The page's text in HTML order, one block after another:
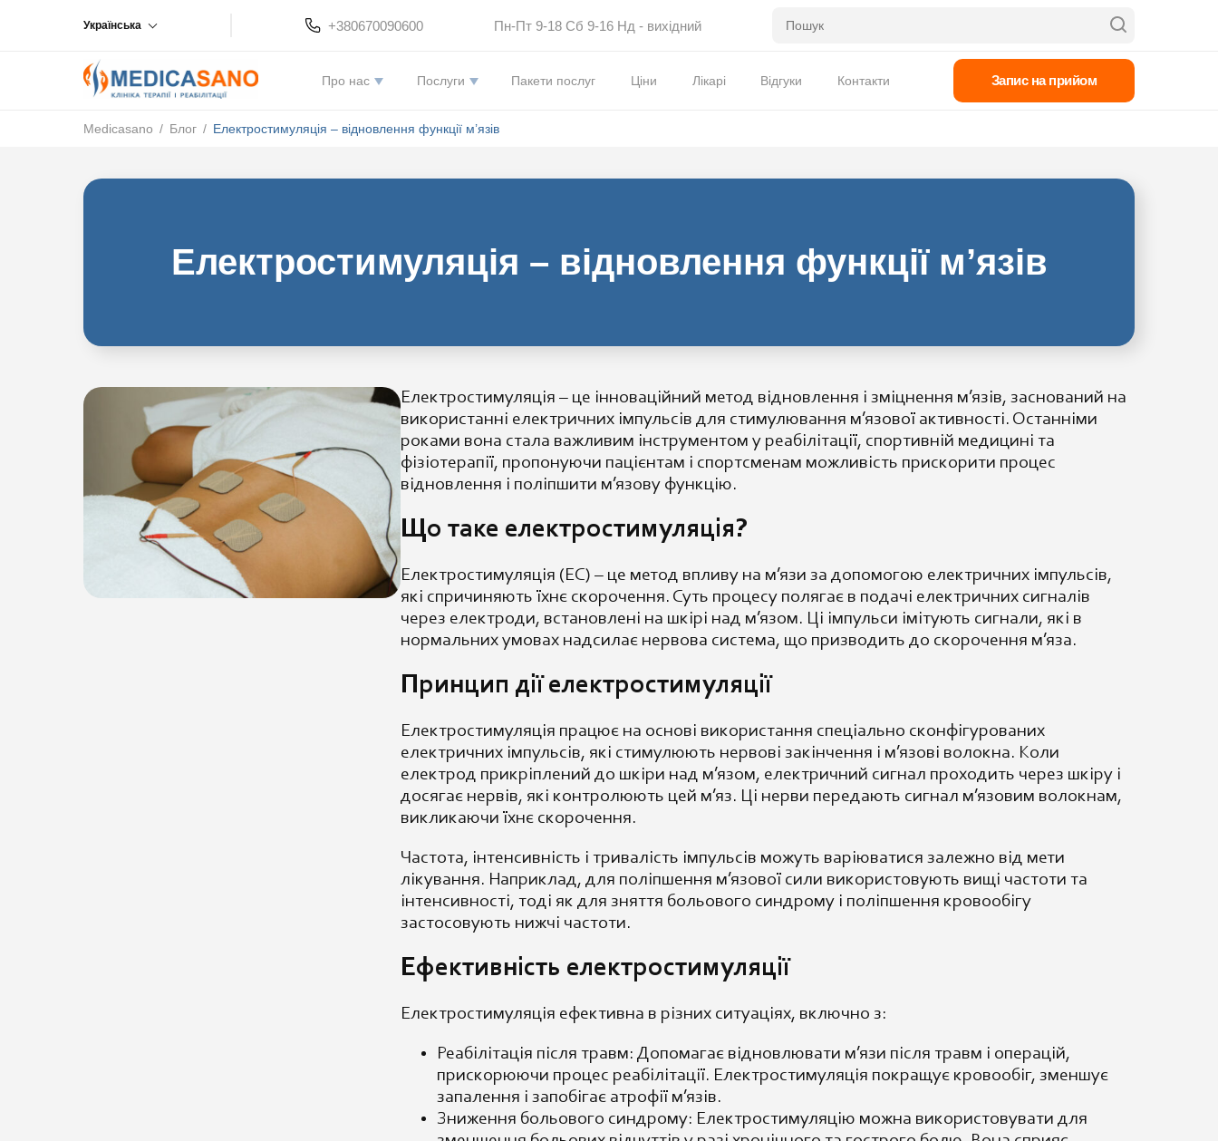
Українська +380670090600 Пн-Пт 9-18 Сб 9-16 Нд - вихідний
Про нас Послуги Пакети послуг Ціни Лікарі Відгуки Контакти Запис на прийом
Medicasano / Блог / Електростимуляція – відновлення функції м’язів
Електростимуляція – відновлення функції м’язів
Електростимуляція – це інноваційний метод відновлення і зміцнення м’язів, заснований на
використанні електричних імпульсів для стимулювання м’язової активності. Останніми
роками вона стала важливим інструментом у реабілітації, спортивній медицині та
фізіотерапії, пропонуючи пацієнтам і спортсменам можливість прискорити процес
відновлення і поліпшити м’язову функцію.
Що таке електростимуляція?
Електростимуляція (ЕС) – це метод впливу на м’язи за допомогою електричних імпульсів,
які спричиняють їхнє скорочення. Суть процесу полягає в подачі електричних сигналів
через електроди, встановлені на шкірі над м’язом. Ці імпульси імітують сигнали, які в
нормальних умовах надсилає нервова система, що призводить до скорочення м’яза.
Принцип дії електростимуляції
Електростимуляція працює на основі використання спеціально сконфігурованих
електричних імпульсів, які стимулюють нервові закінчення і м’язові волокна. Коли
електрод прикріплений до шкіри над м’язом, електричний сигнал проходить через шкіру і
досягає нервів, які контролюють цей м’яз. Ці нерви передають сигнал м’язовим волокнам,
викликаючи їхнє скорочення.
Частота, інтенсивність і тривалість імпульсів можуть варіюватися залежно від мети
лікування. Наприклад, для поліпшення м’язової сили використовують вищі частоти та
інтенсивності, тоді як для зняття больового синдрому і поліпшення кровообігу
застосовують нижчі частоти.
Ефективність електростимуляції
Електростимуляція ефективна в різних ситуаціях, включно з:
Реабілітація після травм: Допомагає відновлювати м’язи після травм і операцій,
прискорюючи процес реабілітації. Електростимуляція покращує кровообіг, зменшує
запалення і запобігає атрофії м’язів.
Зниження больового синдрому: Електростимуляцію можна використовувати для